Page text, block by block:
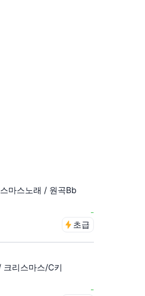
마스노래 / 원곡Bb
-
초급
리스마스/C키
-